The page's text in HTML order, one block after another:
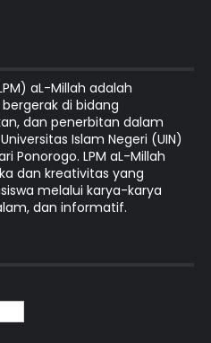
aL-Millah adalah
di bidang
dan penerbitan dalam
Islam Negeri (UIN)
Ponorogo. LPM aL-Millah
dan kreativitas yang
melalui karya-karya
dan informatif.